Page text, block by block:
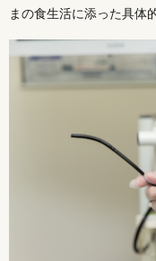
まの食生活に添った具体